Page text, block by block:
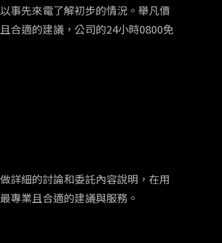
事先來電了解初步的情況。舉凡價
合適的建議，公司的24小時0800免
詳細的討論和委託內容說明，在用
專業且合適的建議與服務。